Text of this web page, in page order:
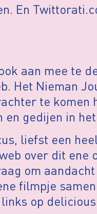
En
aan mee te
Het Nieman
te komen
en gedijen in
liefst een
over dit ene
om
filmpje
op